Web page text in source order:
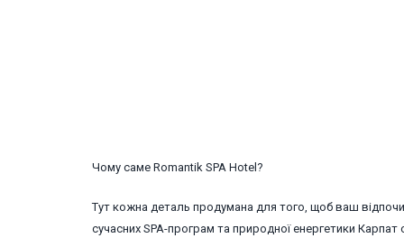
Чому саме Romantik SPA Hotel?
Тут кожна деталь продумана для того, щоб ваш
сучасних SPA-програм та природної енергетики